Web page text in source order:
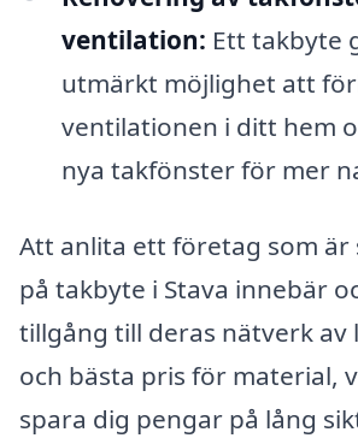
ventilation: Ett takbyte
utmärkt möjlighet att
ventilationen i ditt hem
nya takfönster för mer
Att anlita ett företag som är
på takbyte i Stava innebär
tillgång till deras nätverk
och bästa pris för material,
spara dig pengar på lång